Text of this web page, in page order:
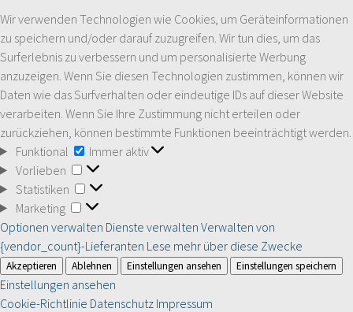
Wir verwenden Technologien wie Cookies, um Geräteinformationen
zu speichern und/oder darauf zuzugreifen. Wir tun dies, um das
Surferlebnis zu verbessern und um personalisierte Werbung
anzuzeigen. Wenn Sie diesen Technologien zustimmen, können wir
Daten wie das Surfverhalten oder eindeutige IDs auf dieser Website
verarbeiten. Wenn Sie Ihre Zustimmung nicht erteilen oder
zurückziehen, können bestimmte Funktionen beeinträchtigt werden.
Funktional
Funktional
Immer aktiv
Vorlieben
Vorlieben
Statistiken
Statistiken
Marketing
Marketing
Optionen verwalten Dienste verwalten Verwalten von
{vendor_count}-Lieferanten Lese mehr über diese Zwecke
Akzeptieren Ablehnen Einstellungen ansehen Einstellungen speichern
Einstellungen ansehen
Cookie-Richtlinie Datenschutz Impressum